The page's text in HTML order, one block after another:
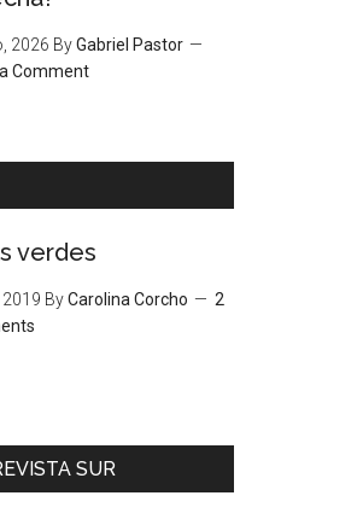
2026 ByGabriel Pastor
Comment
verdes
2019 ByCarolina Corcho
2
SUR